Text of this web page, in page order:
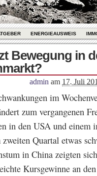
ENERGIEAUSWEIS
Bewegung in
admin am 17. Juli
im
zum vergangenen
in den USA und einem
Quartal etwas
in China zeigten
Kursgewinne an